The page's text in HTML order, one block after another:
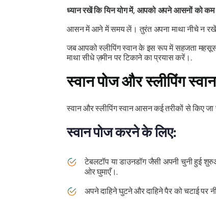
ध्यान रखें कि यिन योग में, आपको अपने आसनों को
आसन में आने में समय लें। तुरंत अपना माथा नीचे न
जब आपको स्लीपिंग स्वान के इस रूप में सहजता
माथा सीधे ज़मीन पर टिकाने का प्रयास करें।.
स्वान पोज और स्लीपिंग
स्वान और स्लीपिंग स्वान आसन कई तरीकों से
स्वान पोज करने के लिए:
टेबलटॉप या डाउनडॉग जैसी अपनी चुनी हुई
ओर घुमाएँ।.
अपने दाहिने घुटने और दाहिने पैर को चटाई पर